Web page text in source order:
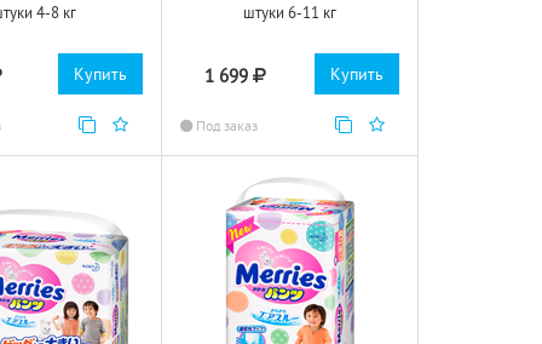
4-8 кг
Купить
штуки 6-11 кг
1 699
Под заказ
Купить